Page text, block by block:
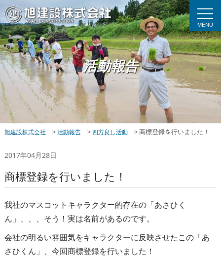
MENU
活動報告
旭建設株式会社 > 活動報告 > 四方良し活動 >商標登録を行いました！
2017年04月28日
商標登録を行いました！
我社のマスコットキャラクター的存在の「あさひく
ん」、、、そう！実は名前があるのです。
会社の明るい雰囲気をキャラクターに反映させたこの「あ
さひくん」、今回商標登録を行いました！